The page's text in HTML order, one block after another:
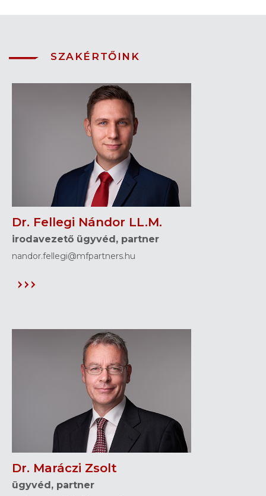
SZAKÉRTŐINK
Dr. Fellegi Nándor LL.M.
irodavezető ügyvéd, partner
nandor.fellegi@mfpartners.hu
Dr. Maráczi Zsolt
ügyvéd, partner